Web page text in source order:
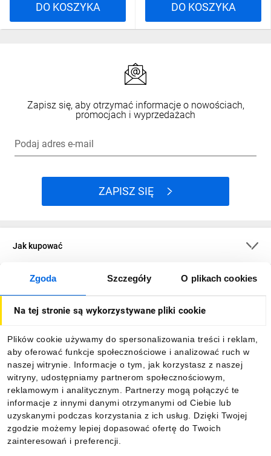
Zgoda Szczegóły O plikach cookies
Na tej stronie są wykorzystywane pliki cookie
Plików cookie używamy do spersonalizowania treści i reklam,
aby oferować funkcje społecznościowe i analizować ruch w
naszej witrynie. Informacje o tym, jak korzystasz z naszej
witryny, udostępniamy partnerom społecznościowym,
reklamowym i analitycznym. Partnerzy mogą połączyć te
informacje z innymi danymi otrzymanymi od Ciebie lub
uzyskanymi podczas korzystania z ich usług. Dzięki Twojej
zgodzie możemy lepiej dopasować ofertę do Twoich
zainteresowań i preferencji.
DO KOSZYKA DO KOSZYKA
Zapisz się, aby otrzymać informacje o nowościach,
promocjach i wyprzedażach
Podaj adres e-mail
ZAPISZ SIĘ
Jak kupować
O firmie
Informacje
Pobierz naszą aplikację mobilną: